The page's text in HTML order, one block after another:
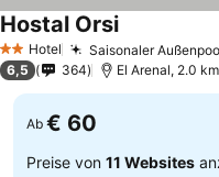
2 Sterne
Hotel Saisonaler
Hostal Orsi
6,5 364 El Arenal, 2.0
Ab € 60
Preise von 11 Websites